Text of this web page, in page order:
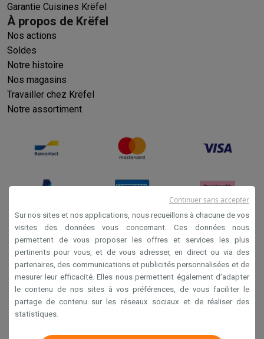
Garantie Cuisines Krëfel
À propos de Krëfel
Nos actions
Soldes
Notre histoire
Nos magasins
Travailler chez Krëfel
Notre assortiment
Conditions générales de vente
Privacy
Disclaimer
Cookies
Krëfel NV - Steenstraat 44 - Industriezone 4 "T Sas",
Sur nos sites et nos applications, nous recueillons à chacune de vos
visites des données vous concernant. Ces données nous
permettent de vous proposer les offres et services les plus
pertinents pour vous, et de vous adresser, en direct ou via des
partenaires, des communications et publicités personnalisées et de
mesurer leur efficacité. Elles nous permettent également d’adapter
le contenu de nos sites à vos préférences, de vous faciliter le
partage de contenu sur les réseaux sociaux et de réaliser des
statistiques.
Continuer sans accepter